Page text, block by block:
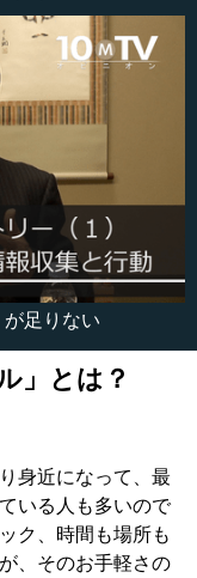
足りない
」とは？
身近になって、最
いる人も多いので
ク、時間も場所も
、そのお手軽さの